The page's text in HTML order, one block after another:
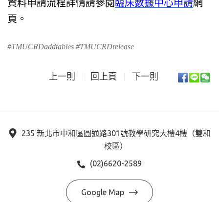
資料申請流程詳情請參閱 臨床數據中心申請網
頁。
#TMUCRDaddtables #TMUCRDrelease
上一則 回上頁 下一則
235 新北市中和區圓通路301號教學研究大樓4樓（雙和
校區）
(02)6620-2589
Google Map